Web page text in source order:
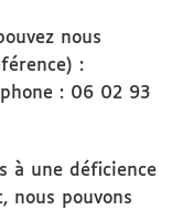
nous
:
: 06 02 93
à une déficience
nous pouvons